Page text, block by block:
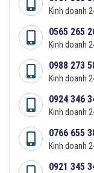
Kinh doanh
0565 265
Kinh doanh
0988 273
Kinh doanh
0924 346
Kinh doanh
0766 655
Kinh doanh
0921 345